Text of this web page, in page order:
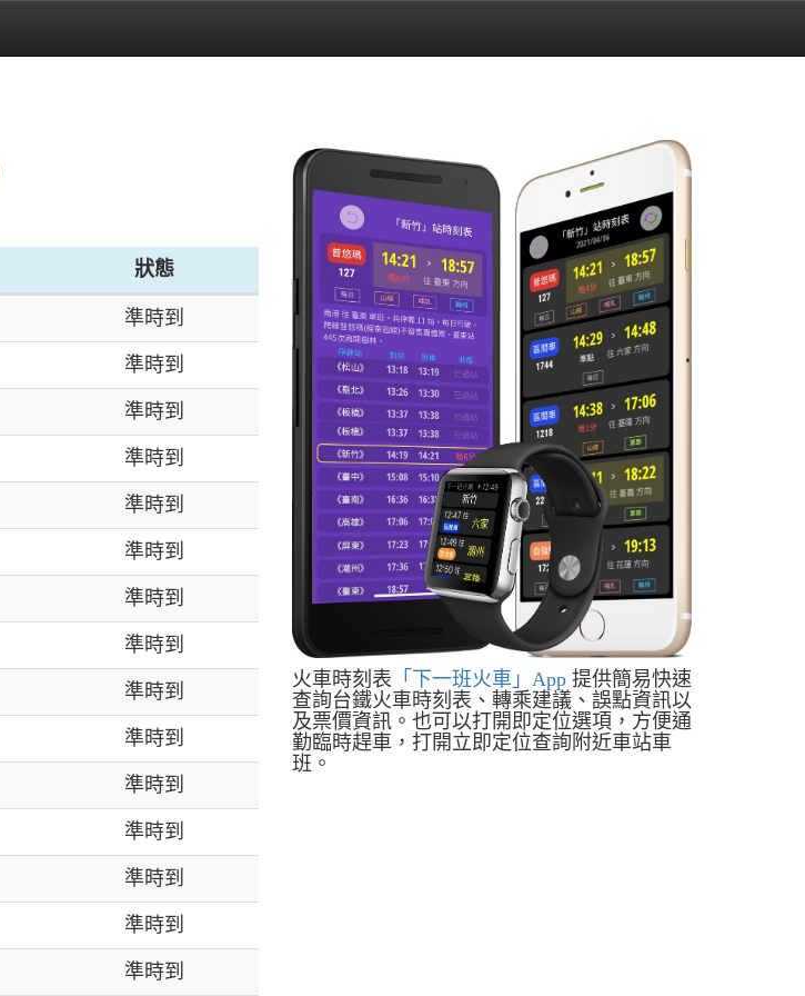
狀態
準時到
準時到
準時到
準時到
準時到
準時到
準時到
準時到
準時到
準時到
準時到
準時到
準時到
準時到
準時到
火車時刻表 「下一班火車」App 提供簡易快速
查詢台鐵火車時刻表、轉乘建議、誤點資訊以
及票價資訊。也可以打開即定位選項，方便通
勤臨時趕車，打開立即定位查詢附近車站車
班。